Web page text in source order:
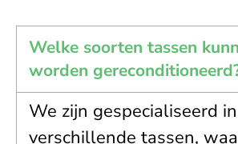
Welke soorten tassen
worden
We zijn gespecialiseerd in
verschillende tassen,